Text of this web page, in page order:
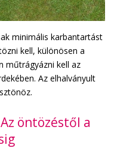
minimális karbantartást
kell, különösen a
műtrágyázni kell az
Az elhalványult
öntözéstől a